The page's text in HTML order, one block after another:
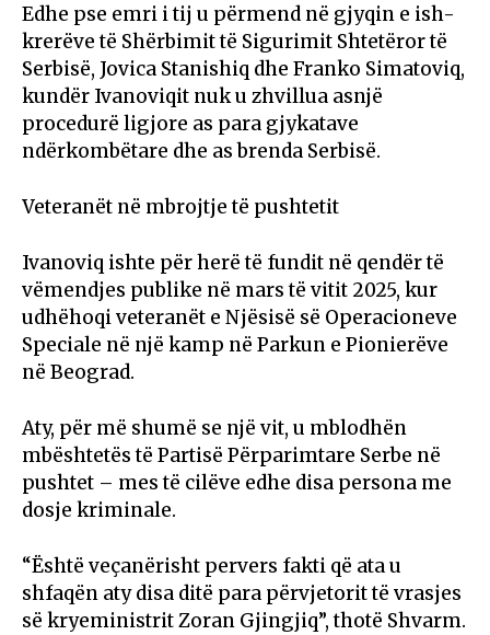
Edhe pse emri i tij u përmend në gjyqin e ish-
krerëve të Shërbimit të Sigurimit Shtetëror të
Serbisë, Jovica Stanishiq dhe Franko Simatoviq,
kundër Ivanoviqit nuk u zhvillua asnjë
procedurë ligjore as para gjykatave
ndërkombëtare dhe as brenda Serbisë.
Veteranët në mbrojtje të pushtetit
Ivanoviq ishte për herë të fundit në qendër të
vëmendjes publike në mars të vitit 2025, kur
udhëhoqi veteranët e Njësisë së Operacioneve
Speciale në një kamp në Parkun e Pionierëve
në Beograd.
Aty, për më shumë se një vit, u mblodhën
mbështetës të Partisë Përparimtare Serbe në
pushtet – mes të cilëve edhe disa persona me
dosje kriminale.
“Është veçanërisht pervers fakti që ata u
shfaqën aty disa ditë para përvjetorit të vrasjes
së kryeministrit Zoran Gjingjiq”, thotë Shvarm.